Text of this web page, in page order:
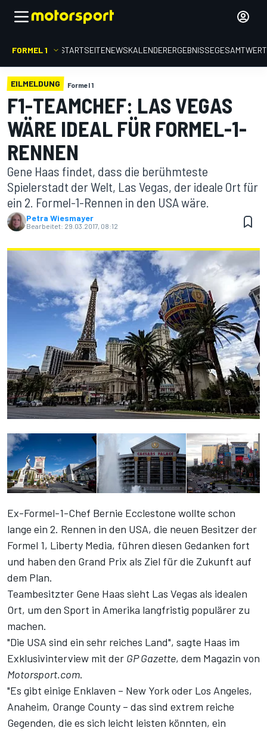
FORMEL 1 STARTSEITENEWSKALENDERERGEBNISSE
EILMELDUNG Formel 1
F1-TEAMCHEF: LAS VEGAS
WÄRE IDEAL FÜR FORMEL-1-
RENNEN
Gene Haas findet, dass die berühmteste
Spielerstadt der Welt, Las Vegas, der ideale Ort für
ein 2. Formel-1-Rennen in den USA wäre.
Petra Wiesmayer
Bearbeitet: 29.03.2017, 08:12
Ex-Formel-1-Chef Bernie Ecclestone wollte schon
lange ein 2. Rennen in den USA, die neuen Besitzer der
Formel 1, Liberty Media, führen diesen Gedanken fort
und haben den Grand Prix als Ziel für die Zukunft auf
dem Plan.
Teambesitzter Gene Haas sieht Las Vegas als idealen
Ort, um den Sport in Amerika langfristig populärer zu
machen.
"Die USA sind ein sehr reiches Land", sagte Haas im
Exklusivinterview mit der GP Gazette, dem Magazin von
Motorsport.com.
"Es gibt einige Enklaven – New York oder Los Angeles,
Anaheim, Orange County – das sind extrem reiche
Gegenden, die es sich leicht leisten könnten, ein